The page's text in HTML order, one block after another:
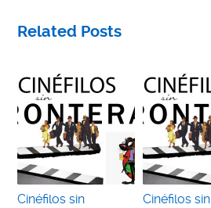
Related Posts
Cinéfilos sin
Cinéfilos sin